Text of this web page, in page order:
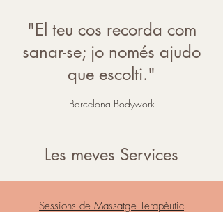
"El teu cos recorda com
sanar-se; jo només ajudo
que escolti."
Barcelona Bodywork
Les meves Services
Sessions de Massatge Terapèutic